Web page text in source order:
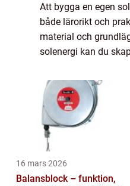
Att bygga en egen
både lärorikt och
material och
solenergi kan du
små elektroniska pr...
16 mars 2026
Balansblock – funktion,